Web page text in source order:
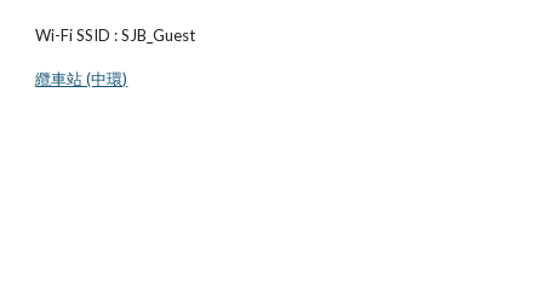
Wi-Fi SSID : SJB_Guest
纜車站 (中環)